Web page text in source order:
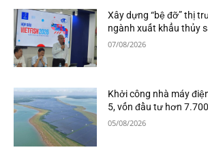
Xây dựng “bệ đỡ” thị
ngành xuất khẩu thủy
07/08/2026
Khởi công nhà máy
5, vốn đầu tư hơn
05/08/2026